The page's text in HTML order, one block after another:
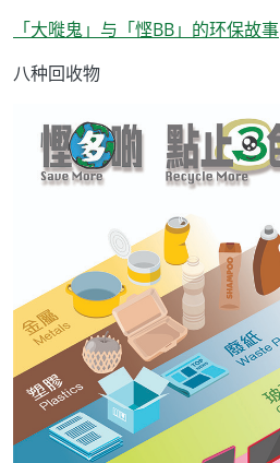
「大嘥鬼」与「悭BB」的环保故事
八种回收物